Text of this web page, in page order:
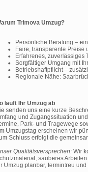
Trimova Umzug?
Persönliche Beratung –
Faire, transparente Preise
Erfahrenes, zuverlässiges
Sorgfältiger Umgang mit
Betriebshaftpflicht –
Regionale Nähe:
läuft Ihr Umzug ab
senden uns eine kurze
und Zugangssituation
Park- und Tragewege
Umzugstag erscheinen wir
Schluss erfolgt die
Qualitätsversprechen: Wir
sauberes
Umzug planbar, termintreu